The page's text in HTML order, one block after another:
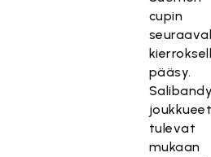
cupin
pääsy.
joukkueet
tulevat
mukaan